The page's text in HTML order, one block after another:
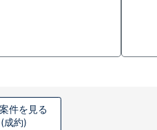
件を見る
(成約)